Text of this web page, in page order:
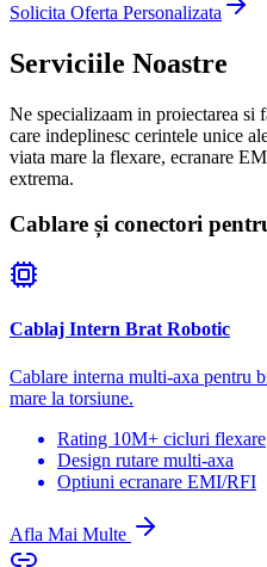
Solicita Oferta Personalizata
Serviciile Noastre
Ne specializaam in proiectarea si
care indeplinesc cerintele unice
viata mare la flexare, ecranare
extrema.
Cablare și conectori
Cablaj Intern Brat Robotic
Cablare interna multi-axa pentru
mare la torsiune.
Rating 10M+ cicluri flexare
Design rutare multi-axa
Optiuni ecranare EMI/RFI
Afla Mai Multe